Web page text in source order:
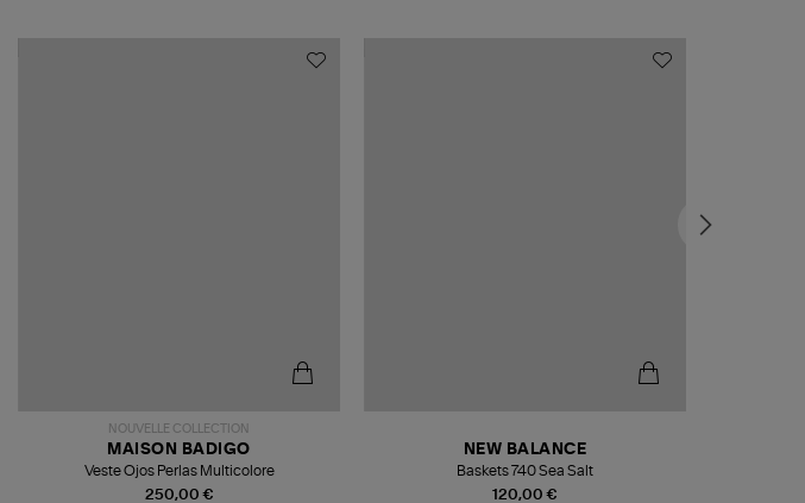
NOUVELLE COLLECTION
250,00 €
MAISON BADIGO
Veste Ojos Perlas Multicolore
120,00 €
NEW BALANCE
Baskets 740 Sea Salt